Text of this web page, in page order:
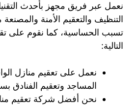
نعمل عبر فريق مجهز بأحدث
التنظيف والتعقيم الأمنة
تسبب الحساسية، كما نقوم على
التالية:
نعمل على تعقيم منازل
المساجد وتعقيم الفنادق
نحن أفضل شركة تعقيم